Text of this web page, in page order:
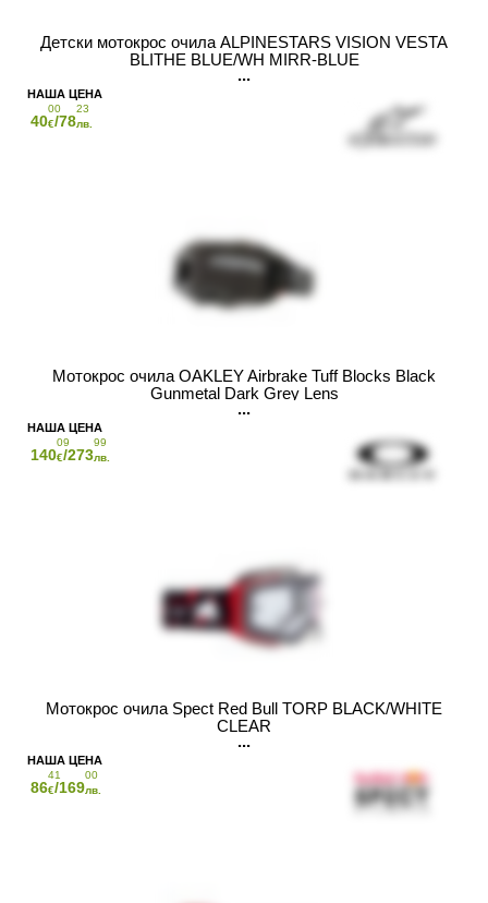
Детски мотокрос очила ALPINESTARS VISION VESTA
BLITHE BLUE/WH MIRR-BLUE
40
00
€/78
23
лв.
Мотокрос очила OAKLEY Airbrake Tuff Blocks Black
Gunmetal Dark Grey Lens
140
09
€/273
99
лв.
Мотокрос очила Spect Red Bull TORP BLACK/WHITE
CLEAR
86
41
€/169
00
лв.